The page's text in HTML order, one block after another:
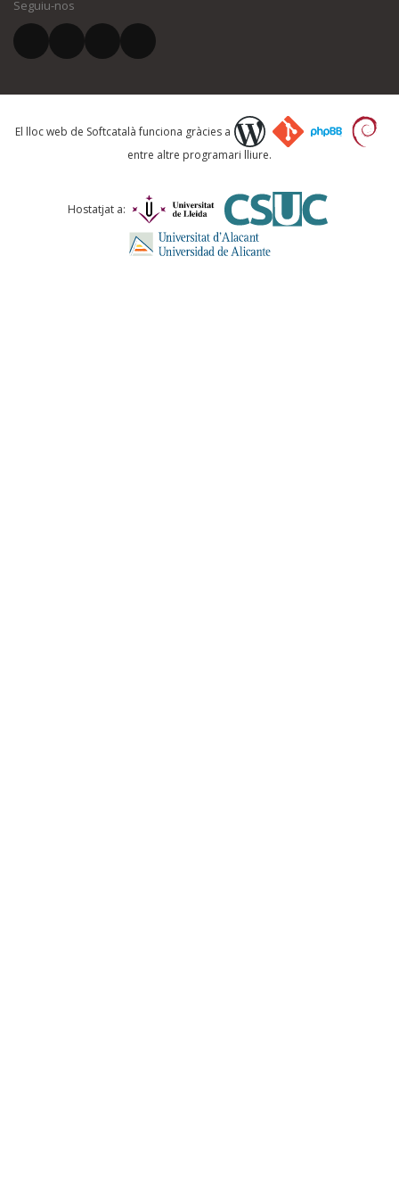
El vostre correu electrònic *
Què proposeu?
Comentari *
Seguiu-nos
El lloc web de Softcatalà funciona gràcies a
entre altre programari lliure.
Hostatjat a: